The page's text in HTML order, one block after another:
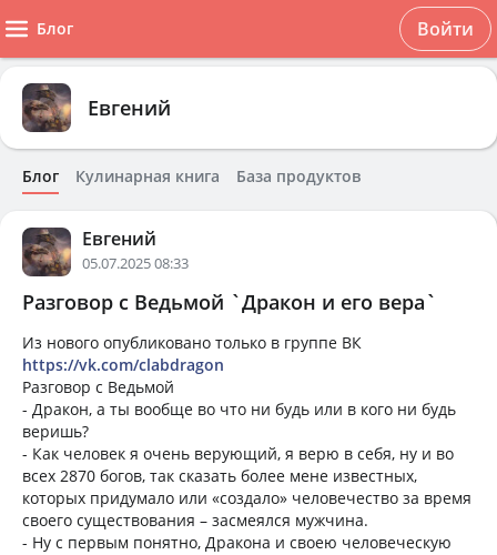
Блог Войти
Евгений
Блог Кулинарная книга База продуктов
Евгений
05.07.2025 08:33
Разговор с Ведьмой `Дракон и его вера`
Из нового опубликовано только в группе ВК
https://vk.com/clabdragon
Разговор с Ведьмой
- Дракон, а ты вообще во что ни будь или в кого ни будь
веришь?
- Как человек я очень верующий, я верю в себя, ну и во
всех 2870 богов, так сказать более мене известных,
которых придумало или «создало» человечество за время
своего существования – засмеялся мужчина.
- Ну с первым понятно, Дракона и своею человеческую